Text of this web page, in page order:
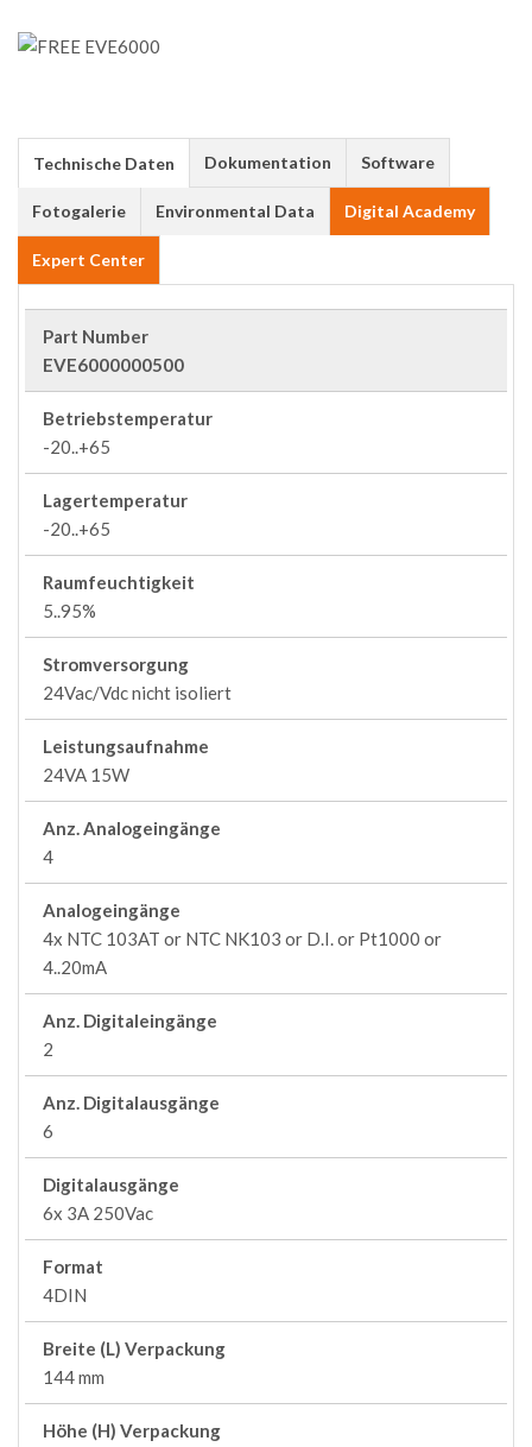
Technische Daten Dokumentation Software
Fotogalerie Environmental Data Digital Academy
Expert Center
Part Number
EVE6000000500
Betriebstemperatur
-20..+65
Lagertemperatur
-20..+65
Raumfeuchtigkeit
5..95%
Stromversorgung
24Vac/Vdc nicht isoliert
Leistungsaufnahme
24VA 15W
Anz. Analogeingänge
4
Analogeingänge
4x NTC 103AT or NTC NK103 or D.I. or Pt1000 or
4..20mA
Anz. Digitaleingänge
2
Anz. Digitalausgänge
6
Digitalausgänge
6x 3A 250Vac
Format
4DIN
Breite (L) Verpackung
144 mm
Höhe (H) Verpackung